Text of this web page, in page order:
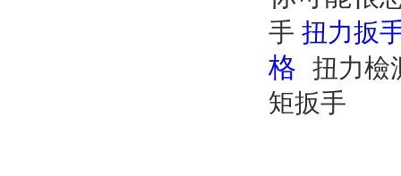
手 扭力扳
格 扭力檢
矩扳手